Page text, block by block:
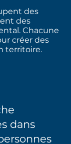
des
des
Chacune
créer des
territoire.
dans